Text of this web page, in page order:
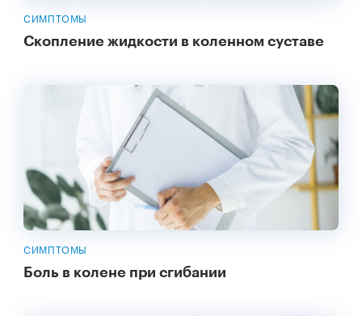
СИМПТОМЫ
Скопление жидкости в коленном суставе
СИМПТОМЫ
Боль в колене при сгибании